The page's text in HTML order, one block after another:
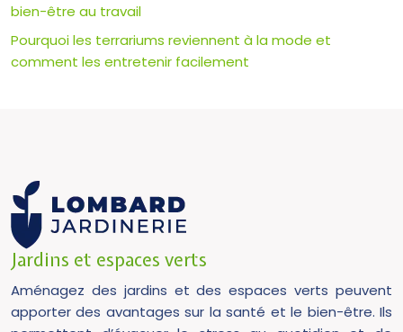
bien-être au travail
Pourquoi les terrariums reviennent à la mode et
comment les entretenir facilement
Jardins et espaces verts
Aménagez des jardins et des espaces verts peuvent
apporter des avantages sur la santé et le bien-être. Ils